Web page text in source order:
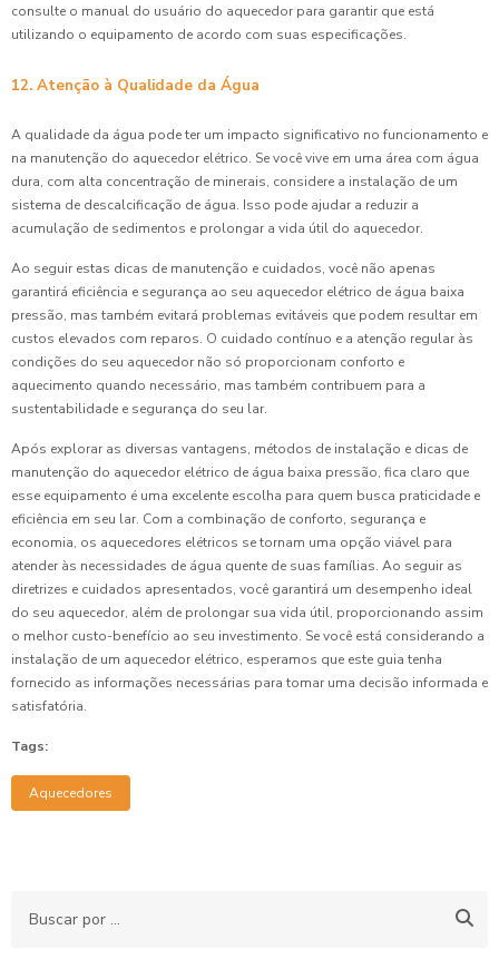
consulte o manual do usuário do aquecedor para garantir que está
utilizando o equipamento de acordo com suas especificações.
12. Atenção à Qualidade da Água
A qualidade da água pode ter um impacto significativo no funcionamento e
na manutenção do aquecedor elétrico. Se você vive em uma área com água
dura, com alta concentração de minerais, considere a instalação de um
sistema de descalcificação de água. Isso pode ajudar a reduzir a
acumulação de sedimentos e prolongar a vida útil do aquecedor.
Ao seguir estas dicas de manutenção e cuidados, você não apenas
garantirá eficiência e segurança ao seu aquecedor elétrico de água baixa
pressão, mas também evitará problemas evitáveis que podem resultar em
custos elevados com reparos. O cuidado contínuo e a atenção regular às
condições do seu aquecedor não só proporcionam conforto e
aquecimento quando necessário, mas também contribuem para a
sustentabilidade e segurança do seu lar.
Após explorar as diversas vantagens, métodos de instalação e dicas de
manutenção do aquecedor elétrico de água baixa pressão, fica claro que
esse equipamento é uma excelente escolha para quem busca praticidade e
eficiência em seu lar. Com a combinação de conforto, segurança e
economia, os aquecedores elétricos se tornam uma opção viável para
atender às necessidades de água quente de suas famílias. Ao seguir as
diretrizes e cuidados apresentados, você garantirá um desempenho ideal
do seu aquecedor, além de prolongar sua vida útil, proporcionando assim
o melhor custo-benefício ao seu investimento. Se você está considerando a
instalação de um aquecedor elétrico, esperamos que este guia tenha
fornecido as informações necessárias para tomar uma decisão informada e
satisfatória.
Tags:
Aquecedores